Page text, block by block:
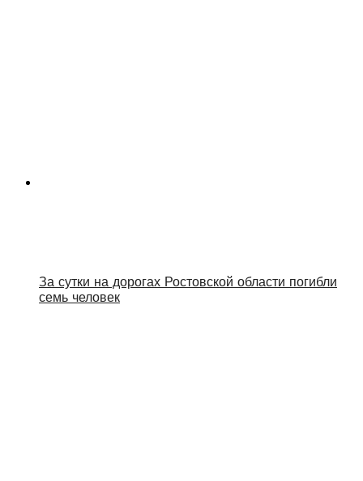
За сутки на дорогах Ростовской области погибли
семь человек